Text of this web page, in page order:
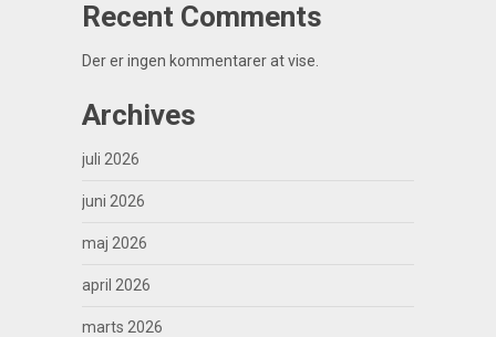
Recent Comments
Der er ingen kommentarer at vise.
Archives
juli 2026
juni 2026
maj 2026
april 2026
marts 2026